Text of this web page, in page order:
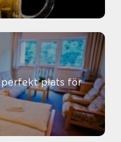
perfekt plats för